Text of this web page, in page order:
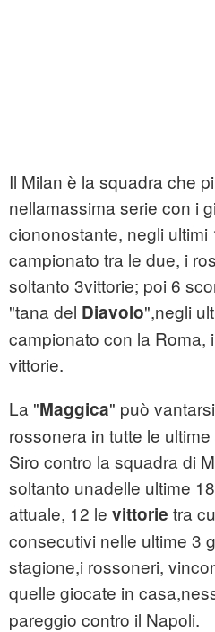
Il Milan è la squadra che
nellamassima serie con i
ciononostante, negli ultimi
campionato tra le due, i
soltanto 3vittorie; poi 6
"tana del Diavolo",negli
campionato con la Roma,
vittorie.
La "Maggica" può
rossonera in tutte le
Siro contro la squadra di
soltanto unadelle ultime
attuale, 12 le vittorie tra
consecutivi nelle ultime 3
stagione,i rossoneri,
quelle giocate in
pareggio contro il Napoli.